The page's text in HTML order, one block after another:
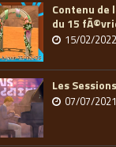
Contenu de
du 15
15/02/2022
Les
07/07/2021